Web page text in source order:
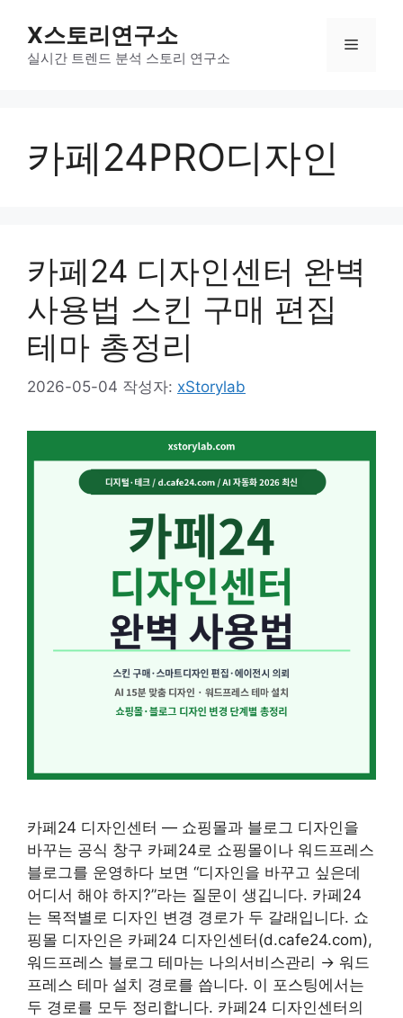
X스토리연구소
실시간 트렌드 분석 스토리 연구소
메
카페24PRO디자인
카페24 디자인센터 완벽
사용법 스킨 구매 편집
테마 총정리
2026-05-04 작성자: xStorylab
카페24 디자인센터 — 쇼핑몰과 블로그 디자인을
바꾸는 공식 창구 카페24로 쇼핑몰이나 워드프레스
블로그를 운영하다 보면 “디자인을 바꾸고 싶은데
어디서 해야 하지?”라는 질문이 생깁니다. 카페24
는 목적별로 디자인 변경 경로가 두 갈래입니다. 쇼
핑몰 디자인은 카페24 디자인센터(d.cafe24.com),
워드프레스 블로그 테마는 나의서비스관리 → 워드
프레스 테마 설치 경로를 씁니다. 이 포스팅에서는
두 경로를 모두 정리합니다. 카페24 디자인센터의